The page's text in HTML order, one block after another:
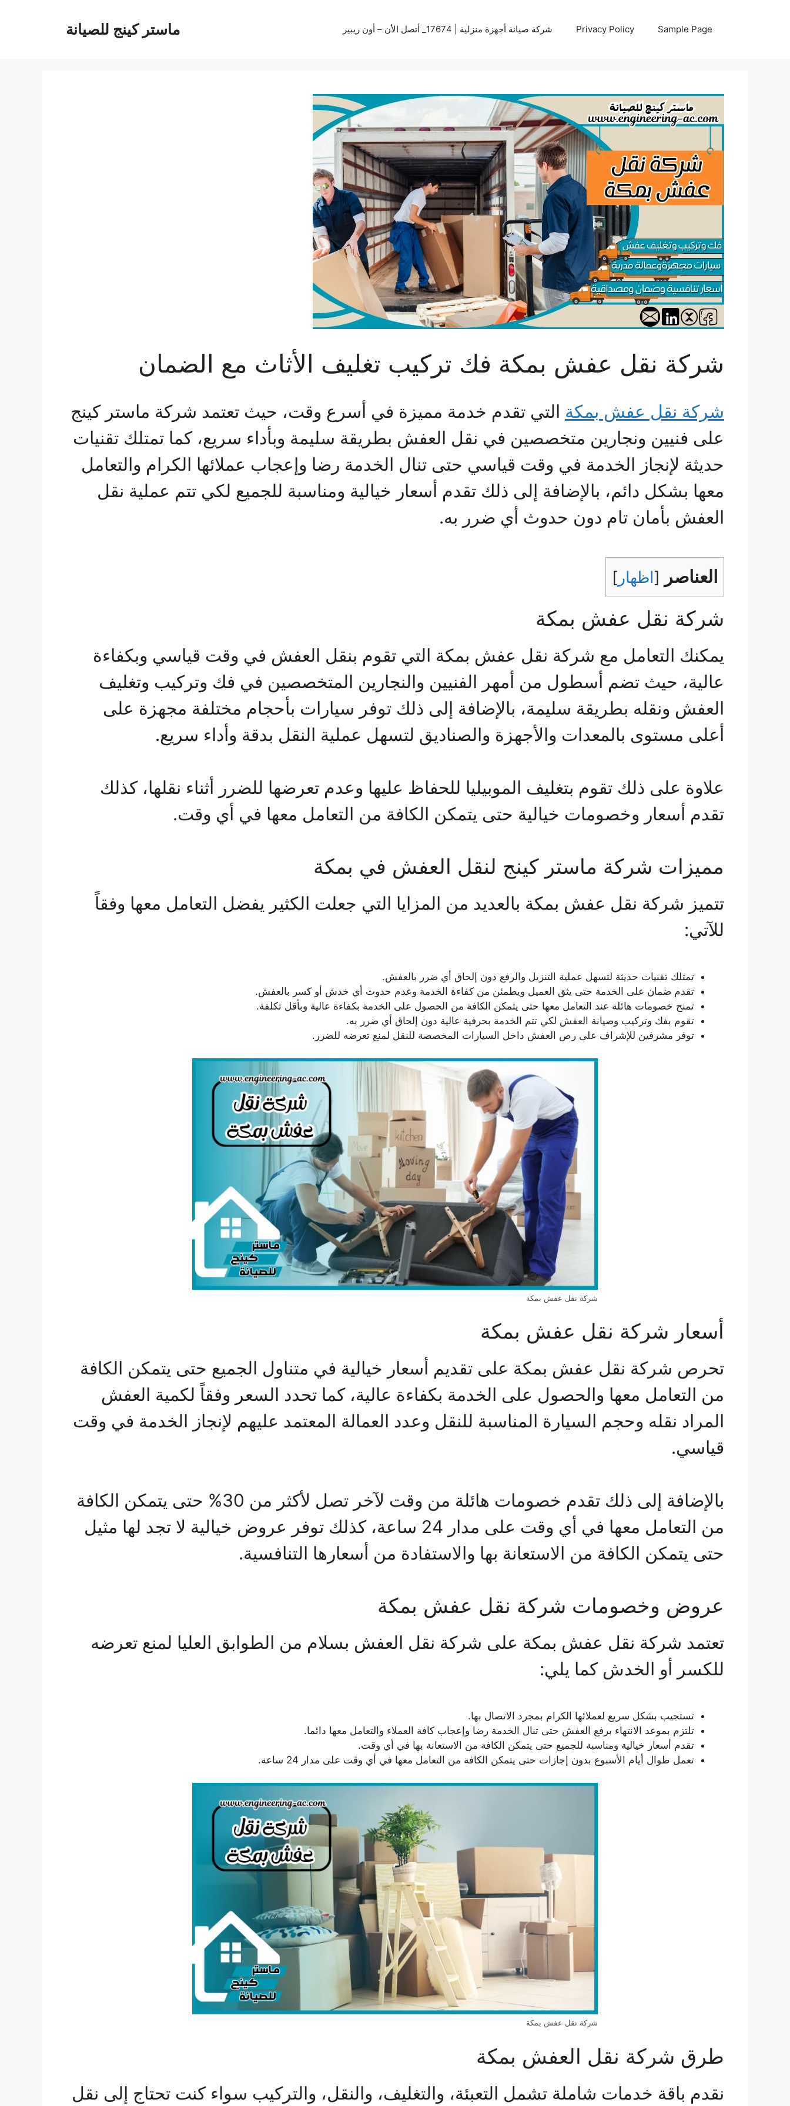
ماستر كينج للصيانة Sample Page
Privacy Policy شركة صيانة أجهزة منزلية | 17674_ أتصل الأن – أون ريبير
شركة نقل عفش بمكة فك تركيب تغليف الأثاث مع الضمان
شركة نقل عفش بمكة التي تقدم خدمة مميزة في أسرع وقت، حيث تعتمد شركة ماستر كينج
على فنيين ونجارين متخصصين في نقل العفش بطريقة سليمة وبأداء سريع، كما تمتلك تقنيات
حديثة لإنجاز الخدمة في وقت قياسي حتى تنال الخدمة رضا وإعجاب عملائها الكرام والتعامل
معها بشكل دائم، بالإضافة إلى ذلك تقدم أسعار خيالية ومناسبة للجميع لكي تتم عملية نقل
العفش بأمان تام دون حدوث أي ضرر به.
العناصر [اظهار ]
شركة نقل عفش بمكة
يمكنك التعامل مع شركة نقل عفش بمكة التي تقوم بنقل العفش في وقت قياسي وبكفاءة
عالية، حيث تضم أسطول من أمهر الفنيين والنجارين المتخصصين في فك وتركيب وتغليف
العفش ونقله بطريقة سليمة، بالإضافة إلى ذلك توفر سيارات بأحجام مختلفة مجهزة على
أعلى مستوى بالمعدات والأجهزة والصناديق لتسهل عملية النقل بدقة وأداء سريع.
علاوة على ذلك تقوم بتغليف الموبيليا للحفاظ عليها وعدم تعرضها للضرر أثناء نقلها، كذلك
تقدم أسعار وخصومات خيالية حتى يتمكن الكافة من التعامل معها في أي وقت.
مميزات شركة ماستر كينج لنقل العفش في بمكة
تتميز شركة نقل عفش بمكة بالعديد من المزايا التي جعلت الكثير يفضل التعامل معها وفقاً
للآتي:
تمتلك تقنيات حديثة لتسهل عملية التنزيل والرفع دون إلحاق أي ضرر بالعفش.
تقدم ضمان على الخدمة حتى يثق العميل ويطمئن من كفاءة الخدمة وعدم حدوث أي خدش أو كسر بالعفش.
تمنح خصومات هائلة عند التعامل معها حتى يتمكن الكافة من الحصول على الخدمة بكفاءة عالية وبأقل تكلفة.
تقوم بفك وتركيب وصيانة العفش لكي تتم الخدمة بحرفية عالية دون إلحاق أي ضرر به.
توفر مشرفين للإشراف على رص العفش داخل السيارات المخصصة للنقل لمنع تعرضه للضرر.
شركة نقل عفش بمكة
أسعار شركة نقل عفش بمكة
تحرص شركة نقل عفش بمكة على تقديم أسعار خيالية في متناول الجميع حتى يتمكن الكافة
من التعامل معها والحصول على الخدمة بكفاءة عالية، كما تحدد السعر وفقاً لكمية العفش
المراد نقله وحجم السيارة المناسبة للنقل وعدد العمالة المعتمد عليهم لإنجاز الخدمة في وقت
قياسي.
بالإضافة إلى ذلك تقدم خصومات هائلة من وقت لآخر تصل لأكثر من 30% حتى يتمكن الكافة
من التعامل معها في أي وقت على مدار 24 ساعة، كذلك توفر عروض خيالية لا تجد لها مثيل
حتى يتمكن الكافة من الاستعانة بها والاستفادة من أسعارها التنافسية.
عروض وخصومات شركة نقل عفش بمكة
تعتمد شركة نقل عفش بمكة على شركة نقل العفش بسلام من الطوابق العليا لمنع تعرضه
للكسر أو الخدش كما يلي:
تستجيب بشكل سريع لعملائها الكرام بمجرد الاتصال بها.
تلتزم بموعد الانتهاء برفع العفش حتى تنال الخدمة رضا وإعجاب كافة العملاء والتعامل معها دائما.
تقدم أسعار خيالية ومناسبة للجميع حتى يتمكن الكافة من الاستعانة بها في أي وقت.
تعمل طوال أيام الأسبوع بدون إجازات حتى يتمكن الكافة من التعامل معها في أي وقت على مدار 24 ساعة.
شركة نقل عفش بمكة
طرق شركة نقل العفش بمكة
نقدم باقة خدمات شاملة تشمل التعبئة، والتغليف، والنقل، والتركيب سواء كنت تحتاج إلى نقل